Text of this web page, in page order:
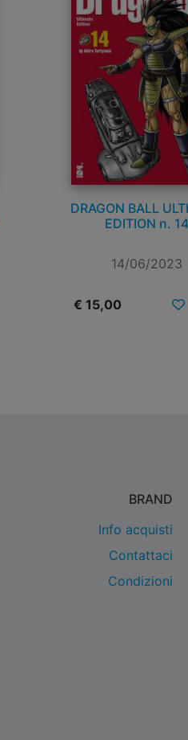
DRAGON BALL
EDITION n. 14
14/06/2023
€ 15,00
BRAND
Info acquisti
Contattaci
Condizioni